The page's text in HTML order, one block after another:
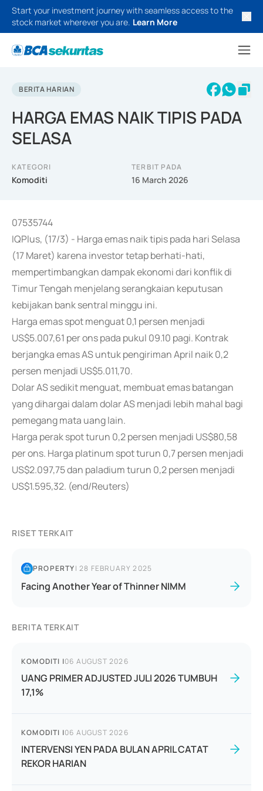
Start your investment journey with seamless access to the
stock market wherever you are. Learn More
BERITA HARIAN
HARGA EMAS NAIK TIPIS PADA
SELASA
KATEGORI
Komoditi
TERBIT PADA
16 March 2026
07535744
IQPlus, (17/3) - Harga emas naik tipis pada hari Selasa
(17 Maret) karena investor tetap berhati-hati,
mempertimbangkan dampak ekonomi dari konflik di
Timur Tengah menjelang serangkaian keputusan
kebijakan bank sentral minggu ini.
Harga emas spot menguat 0,1 persen menjadi
US$5.007,61 per ons pada pukul 09.10 pagi. Kontrak
berjangka emas AS untuk pengiriman April naik 0,2
persen menjadi US$5.011,70.
Dolar AS sedikit menguat, membuat emas batangan
yang dihargai dalam dolar AS menjadi lebih mahal bagi
pemegang mata uang lain.
Harga perak spot turun 0,2 persen menjadi US$80,58
per ons. Harga platinum spot turun 0,7 persen menjadi
US$2.097,75 dan paladium turun 0,2 persen menjadi
US$1.595,32. (end/Reuters)
RISET TERKAIT
PROPERTY|28 FEBRUARY 2025
Facing Another Year of Thinner NIMM
BERITA TERKAIT
KOMODITI |06 AUGUST 2026
UANG PRIMER ADJUSTED JULI 2026 TUMBUH
17,1%
KOMODITI |06 AUGUST 2026
INTERVENSI YEN PADA BULAN APRIL CATAT
REKOR HARIAN